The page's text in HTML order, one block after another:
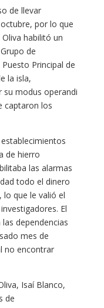
de llevar
por lo que
habilitó un
de
Principal de
la isla,
modus operandi
captaron los
de hierro
las alarmas
todo el dinero
lo que le valió el
El
dependencias
mes de
no encontrar
Isaí Blanco,
de